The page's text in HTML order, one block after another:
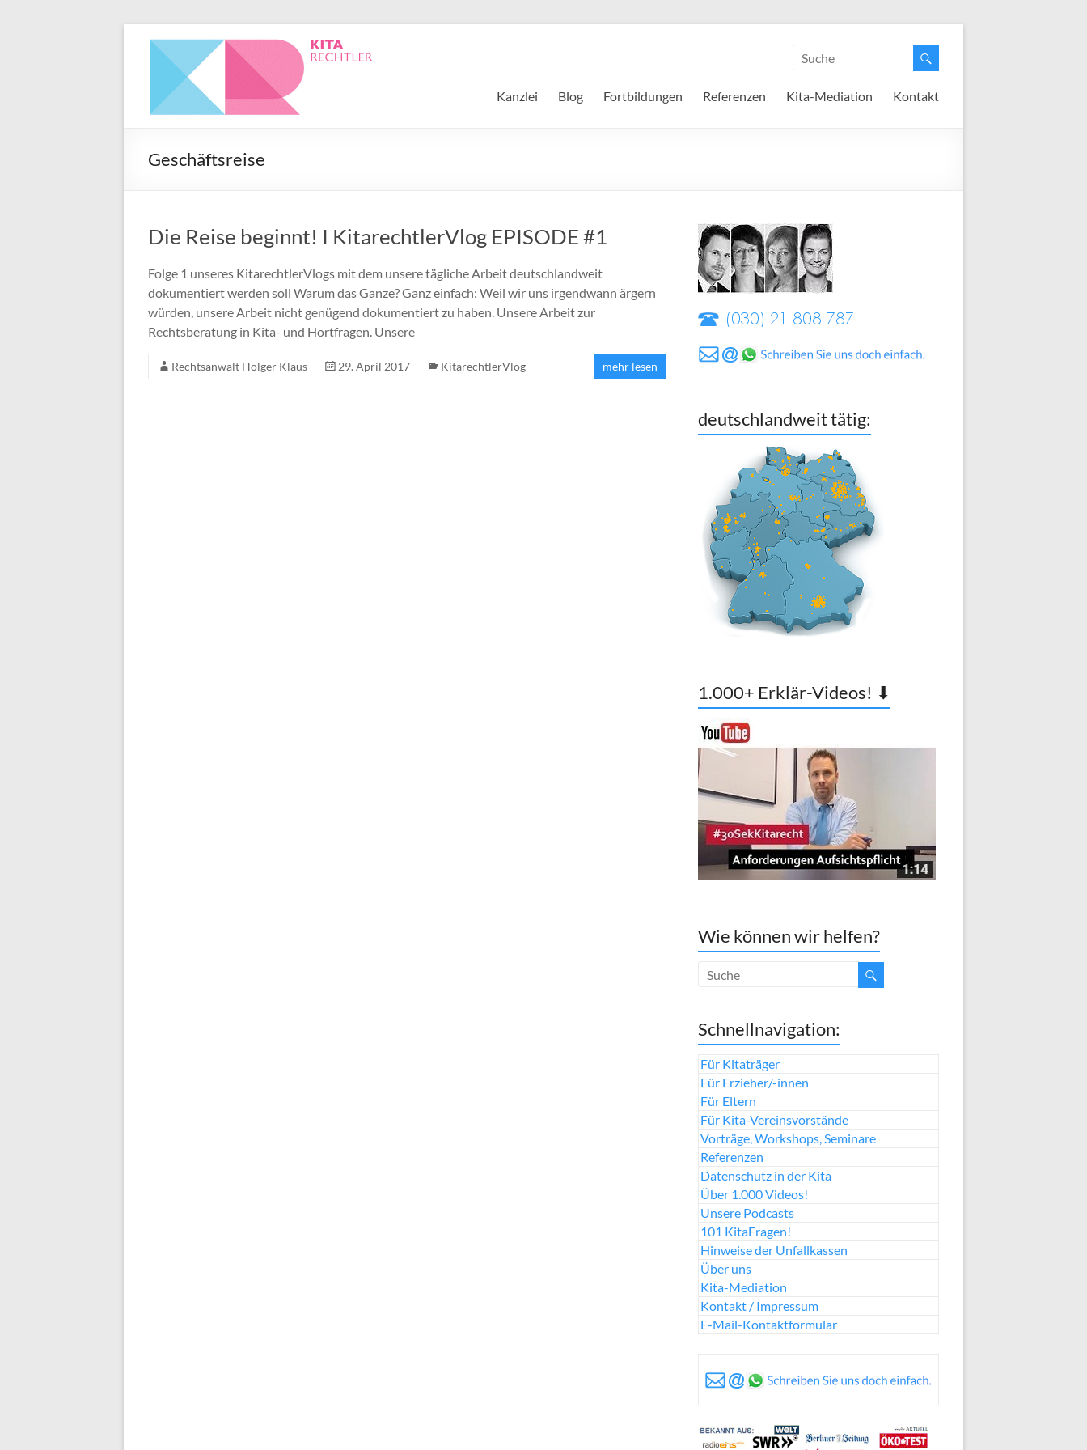
Kanzlei Blog Fortbildungen Referenzen Kita-Mediation Kontakt
Geschäftsreise
Die Reise beginnt! I KitarechtlerVlog EPISODE #1
Folge 1 unseres KitarechtlerVlogs mit dem unsere tägliche Arbeit deutschlandweit
dokumentiert werden soll Warum das Ganze? Ganz einfach: Weil wir uns irgendwann ärgern
würden, unsere Arbeit nicht genügend dokumentiert zu haben. Unsere Arbeit zur
Rechtsberatung in Kita- und Hortfragen. Unsere
Rechtsanwalt Holger Klaus 29. April 2017 KitarechtlerVlog mehr lesen
deutschlandweit tätig:
1.000+ Erklär-Videos! ⬇
Wie können wir helfen?
Schnellnavigation:
Für Kitaträger
Für Erzieher/-innen
Für Eltern
Für Kita-Vereinsvorstände
Vorträge, Workshops, Seminare
Referenzen
Datenschutz in der Kita
Über 1.000 Videos!
Unsere Podcasts
101 KitaFragen!
Hinweise der Unfallkassen
Über uns
Kita-Mediation
Kontakt / Impressum
E-Mail-Kontaktformular